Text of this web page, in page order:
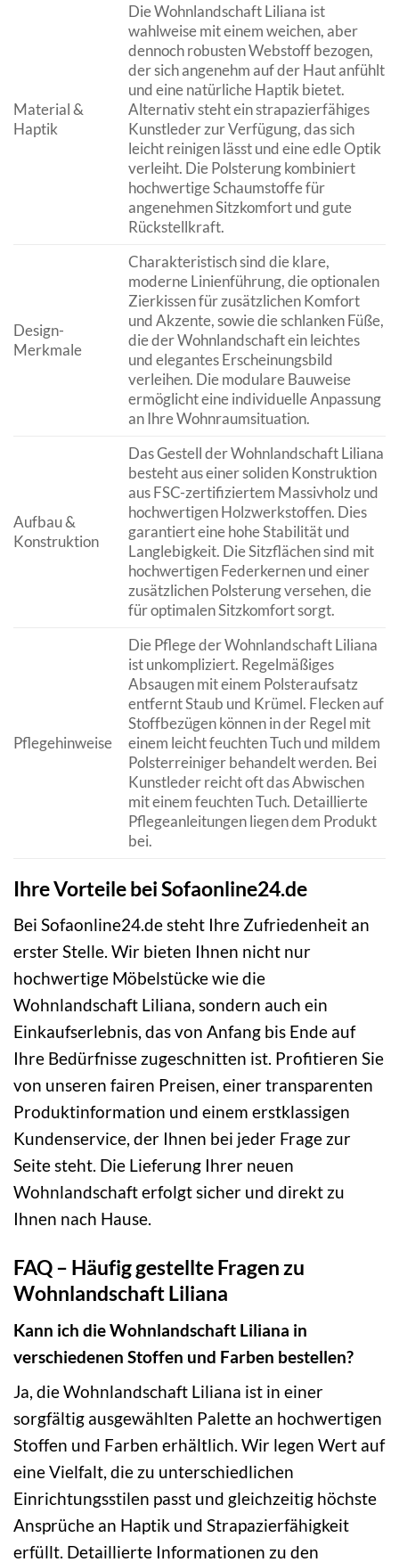
Material &
Haptik
Die Wohnlandschaft Liliana ist
wahlweise mit einem weichen, aber
dennoch robusten Webstoff bezogen,
der sich angenehm auf der Haut anfühlt
und eine natürliche Haptik bietet.
Alternativ steht ein strapazierfähiges
Kunstleder zur Verfügung, das sich
leicht reinigen lässt und eine edle Optik
verleiht. Die Polsterung kombiniert
hochwertige Schaumstoffe für
angenehmen Sitzkomfort und gute
Rückstellkraft.
Design-
Merkmale
Charakteristisch sind die klare,
moderne Linienführung, die optionalen
Zierkissen für zusätzlichen Komfort
und Akzente, sowie die schlanken Füße,
die der Wohnlandschaft ein leichtes
und elegantes Erscheinungsbild
verleihen. Die modulare Bauweise
ermöglicht eine individuelle Anpassung
an Ihre Wohnraumsituation.
Aufbau &
Konstruktion
Das Gestell der Wohnlandschaft Liliana
besteht aus einer soliden Konstruktion
aus FSC-zertifiziertem Massivholz und
hochwertigen Holzwerkstoffen. Dies
garantiert eine hohe Stabilität und
Langlebigkeit. Die Sitzflächen sind mit
hochwertigen Federkernen und einer
zusätzlichen Polsterung versehen, die
für optimalen Sitzkomfort sorgt.
Pflegehinweise
Die Pflege der Wohnlandschaft Liliana
ist unkompliziert. Regelmäßiges
Absaugen mit einem Polsteraufsatz
entfernt Staub und Krümel. Flecken auf
Stoffbezügen können in der Regel mit
einem leicht feuchten Tuch und mildem
Polsterreiniger behandelt werden. Bei
Kunstleder reicht oft das Abwischen
mit einem feuchten Tuch. Detaillierte
Pflegeanleitungen liegen dem Produkt
bei.
Ihre Vorteile bei Sofaonline24.de
Bei Sofaonline24.de steht Ihre Zufriedenheit an
erster Stelle. Wir bieten Ihnen nicht nur
hochwertige Möbelstücke wie die
Wohnlandschaft Liliana, sondern auch ein
Einkaufserlebnis, das von Anfang bis Ende auf
Ihre Bedürfnisse zugeschnitten ist. Profitieren Sie
von unseren fairen Preisen, einer transparenten
Produktinformation und einem erstklassigen
Kundenservice, der Ihnen bei jeder Frage zur
Seite steht. Die Lieferung Ihrer neuen
Wohnlandschaft erfolgt sicher und direkt zu
Ihnen nach Hause.
FAQ – Häufig gestellte Fragen zu
Wohnlandschaft Liliana
Kann ich die Wohnlandschaft Liliana in
verschiedenen Stoffen und Farben bestellen?
Ja, die Wohnlandschaft Liliana ist in einer
sorgfältig ausgewählten Palette an hochwertigen
Stoffen und Farben erhältlich. Wir legen Wert auf
eine Vielfalt, die zu unterschiedlichen
Einrichtungsstilen passt und gleichzeitig höchste
Ansprüche an Haptik und Strapazierfähigkeit
erfüllt. Detaillierte Informationen zu den